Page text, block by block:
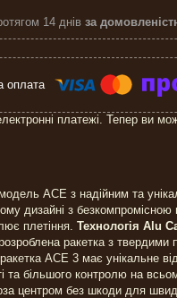
14 днів за
платежі. Тепер ви
ACE з надійним та
дизайні з
плетіння. Технологія Alu
ракетка з твердими
ACE 3 має унікальне
та більшого контролю на
центром без шкоди для